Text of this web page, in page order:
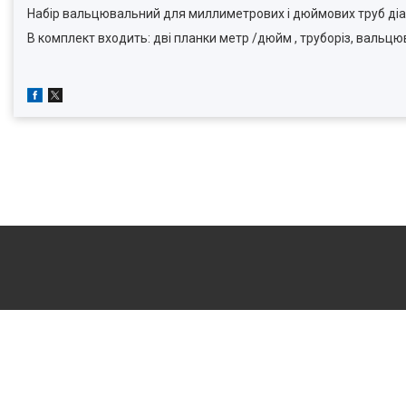
Набір вальцювальний для миллиметрових і дюймових труб
В комплект входить: дві планки метр /дюйм , труборіз,